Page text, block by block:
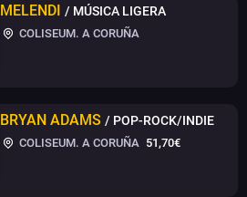
MELENDI / MÚSICA LIGERA
COLISEUM. A CORUÑA
BRYAN ADAMS / POP-ROCK/INDIE
COLISEUM. A CORUÑA 51,70€